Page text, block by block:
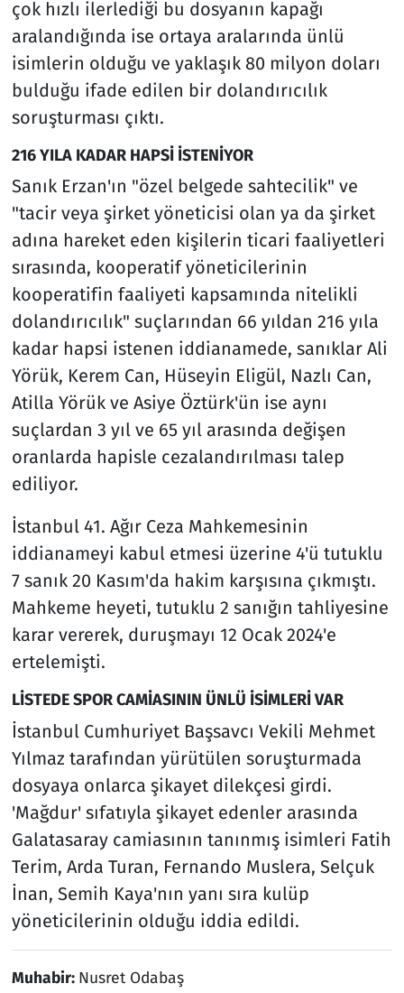
çok hızlı ilerlediği bu dosyanın kapağı
aralandığında ise ortaya aralarında ünlü
isimlerin olduğu ve yaklaşık 80 milyon doları
bulduğu ifade edilen bir dolandırıcılık
soruşturması çıktı.
216 YILA KADAR HAPSİ İSTENİYOR
Sanık Erzan'ın "özel belgede sahtecilik" ve
"tacir veya şirket yöneticisi olan ya da şirket
adına hareket eden kişilerin ticari faaliyetleri
sırasında, kooperatif yöneticilerinin
kooperatifin faaliyeti kapsamında nitelikli
dolandırıcılık" suçlarından 66 yıldan 216 yıla
kadar hapsi istenen iddianamede, sanıklar Ali
Yörük, Kerem Can, Hüseyin Eligül, Nazlı Can,
Atilla Yörük ve Asiye Öztürk'ün ise aynı
suçlardan 3 yıl ve 65 yıl arasında değişen
oranlarda hapisle cezalandırılması talep
ediliyor.
İstanbul 41. Ağır Ceza Mahkemesinin
iddianameyi kabul etmesi üzerine 4'ü tutuklu
7 sanık 20 Kasım'da hakim karşısına çıkmıştı.
Mahkeme heyeti, tutuklu 2 sanığın tahliyesine
karar vererek, duruşmayı 12 Ocak 2024'e
ertelemişti.
LİSTEDE SPOR CAMİASININ ÜNLÜ İSİMLERİ VAR
İstanbul Cumhuriyet Başsavcı Vekili Mehmet
Yılmaz tarafından yürütülen soruşturmada
dosyaya onlarca şikayet dilekçesi girdi.
'Mağdur' sıfatıyla şikayet edenler arasında
Galatasaray camiasının tanınmış isimleri Fatih
Terim, Arda Turan, Fernando Muslera, Selçuk
İnan, Semih Kaya'nın yanı sıra kulüp
yöneticilerinin olduğu iddia edildi.
Muhabir: Nusret Odabaş